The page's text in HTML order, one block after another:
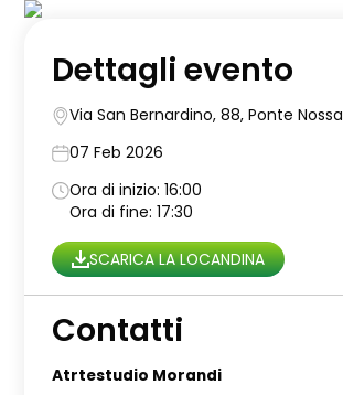
Dettagli evento
Via San Bernardino, 88, Ponte Nossa
07 Feb 2026
Ora di inizio: 16:00
Ora di fine: 17:30
SCARICA LA LOCANDINA
Contatti
Atrtestudio Morandi